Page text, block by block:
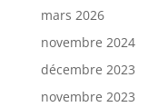
mars 2026
novembre 2024
décembre 2023
novembre 2023